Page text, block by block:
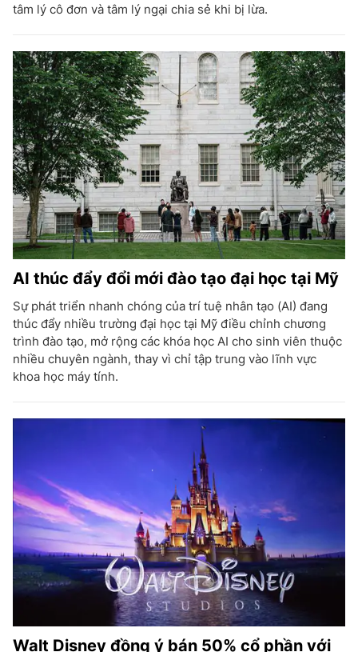
tâm lý cô đơn và tâm lý ngại chia sẻ khi bị lừa.
AI thúc đẩy đổi mới đào tạo đại học tại Mỹ
Sự phát triển nhanh chóng của trí tuệ nhân tạo (AI) đang
thúc đẩy nhiều trường đại học tại Mỹ điều chỉnh chương
trình đào tạo, mở rộng các khóa học AI cho sinh viên thuộc
nhiều chuyên ngành, thay vì chỉ tập trung vào lĩnh vực
khoa học máy tính.
Walt Disney đồng ý bán 50% cổ phần với